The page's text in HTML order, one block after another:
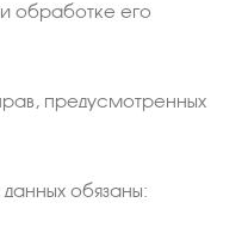
обработке его
предусмотренных
обязаны: